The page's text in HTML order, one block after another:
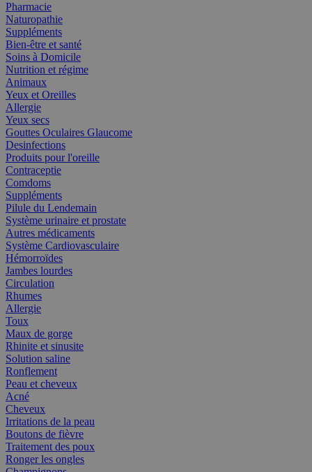
Pharmacie
Naturopathie
Suppléments
Bien-être et santé
Soins à Domicile
Nutrition et régime
Animaux
Yeux et Oreilles
Allergie
Yeux secs
Gouttes Oculaires Glaucome
Desinfections
Produits pour l'oreille
Contraceptie
Comdoms
Suppléments
Pilule du Lendemain
Système urinaire et prostate
Autres médicaments
Système Cardiovasculaire
Hémorroïdes
Jambes lourdes
Circulation
Rhumes
Allergie
Toux
Maux de gorge
Rhinite et sinusite
Solution saline
Ronflement
Peau et cheveux
Acné
Cheveux
Irritations de la peau
Boutons de fièvre
Traitement des poux
Ronger les ongles